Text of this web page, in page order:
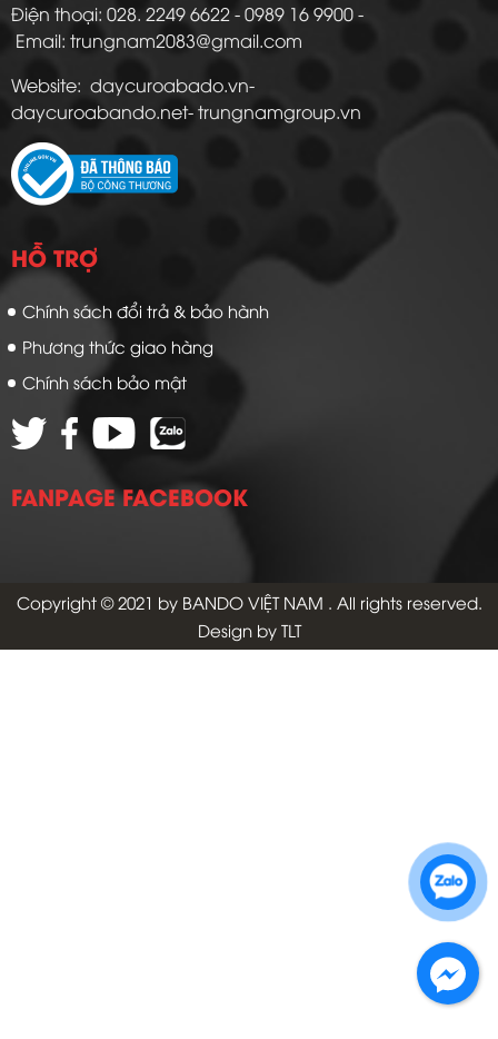
Điện thoại: 028. 2249 6622 - 0989 16 9900 -
Email: trungnam2083@gmail.com
Website: daycuroabado.vn-
daycuroabando.net- trungnamgroup.vn
HỖ TRỢ
Chính sách đổi trả & bảo hành
Phương thức giao hàng
Chính sách bảo mật
FANPAGE FACEBOOK
Copyright © 2021 by BANDO VIỆT NAM . All rights reserved.
Design by TLT
Zalo 2: 0972 14 9900